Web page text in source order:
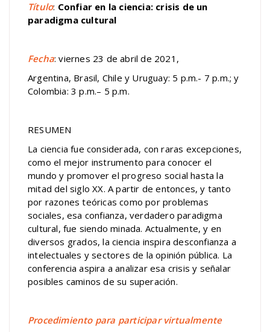
Título: Confiar en la ciencia: crisis de un
paradigma cultural
Fecha: viernes 23 de abril de 2021,
Argentina, Brasil, Chile y Uruguay: 5 p.m.- 7 p.m.; y
Colombia: 3 p.m.– 5 p.m.
RESUMEN
La ciencia fue considerada, con raras excepciones,
como el mejor instrumento para conocer el
mundo y promover el progreso social hasta la
mitad del siglo XX. A partir de entonces, y tanto
por razones teóricas como por problemas
sociales, esa confianza, verdadero paradigma
cultural, fue siendo minada. Actualmente, y en
diversos grados, la ciencia inspira desconfianza a
intelectuales y sectores de la opinión pública. La
conferencia aspira a analizar esa crisis y señalar
posibles caminos de su superación.
Procedimiento para participar virtualmente